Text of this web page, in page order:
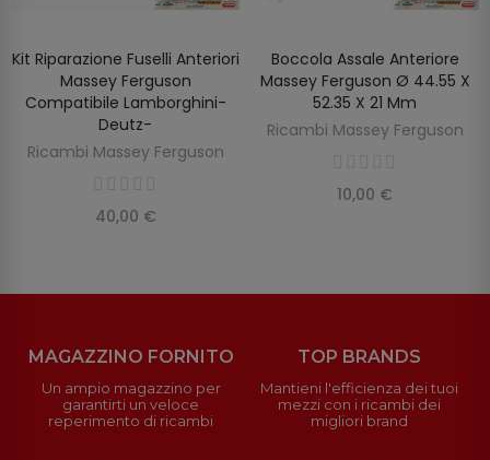
AGGIUNGI AL CARRELLO
Kit Riparazione Fuselli Anteriori
Massey Ferguson
Compatibile Lamborghini-
Deutz-
Ricambi Massey Ferguson
40,00 €
AGGIUNGI AL CARRELLO
Boccola Assale Anteriore
Massey Ferguson Ø 44.55 X
52.35 X 21 Mm
Ricambi Massey Ferguson
10,00 €
MAGAZZINO FORNITO
Un ampio magazzino per
garantirti un veloce
reperimento di ricambi
TOP BRANDS
Mantieni l'efficienza dei tuoi
mezzi con i ricambi dei
migliori brand